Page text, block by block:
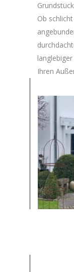
Ob
Ihren